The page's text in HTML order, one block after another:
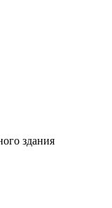
здания